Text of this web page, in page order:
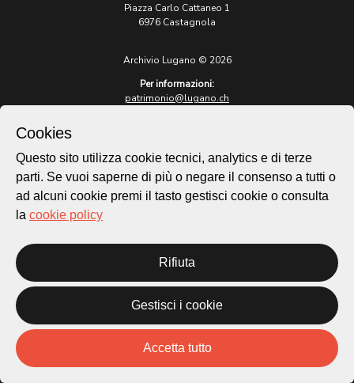
Piazza Carlo Cattaneo 1
6976 Castagnola
Archivio Lugano © 2026
Per informazioni:
patrimonio@lugano.ch
lugano.ch
Cookie policy
Privacy Policy
Homepage
Temi
Novità
Progetti
Cookies
Questo sito utilizza cookie tecnici, analytics e di terze
parti. Se vuoi saperne di più o negare il consenso a tutti o
ad alcuni cookie premi il tasto gestisci cookie o consulta
la cookie policy
Rifiuta
Gestisci i cookie
Accetta tutto